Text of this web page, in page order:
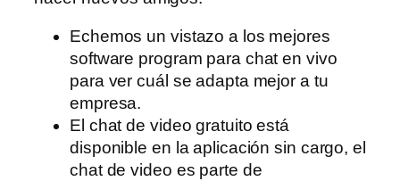
Echemos un vistazo a los mejores
software program para chat en vivo
para ver cuál se adapta mejor a tu
empresa.
El chat de video gratuito está
disponible en la aplicación sin cargo, el
chat de video es parte de